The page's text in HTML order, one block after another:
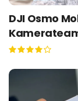
DJI Osmo